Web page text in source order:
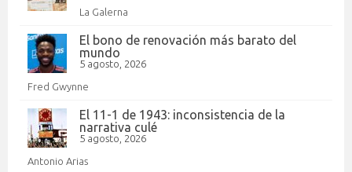
La Galerna
El bono de renovación más barato del
mundo
5 agosto, 2026
Fred Gwynne
El 11-1 de 1943: inconsistencia de la
narrativa culé
5 agosto, 2026
Antonio Arias